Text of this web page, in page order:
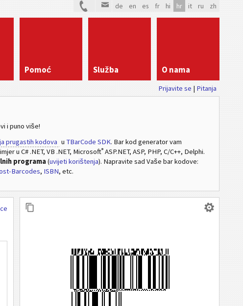
de en es fr hi hr it ru zh
Pomoć Služba O nama
Prijavite se | Pitanja
i puno više!
prugastih kodova u TBarCode SDK. Bar kod generator vam
u C# .NET, VB .NET, Microsoft® ASP.NET, ASP, PHP, C/C++, Delphi.
programa(uvijeti korištenja). Napravite sad Vaše bar kodove:
Barcodes, ISBN, etc.